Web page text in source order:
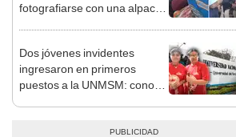
fotografiarse con una alpaca
Dos jóvenes invidentes
ingresaron en primeros
puestos a la UNMSM: conoce